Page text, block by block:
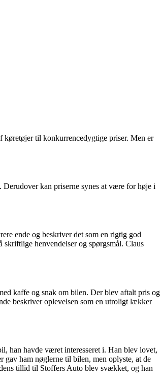
køretøjer til konkurrencedygtige priser. Men er
kan priserne synes at være for høje i
ende og beskriver det som en rigtig god
henvendelser og spørgsmål. Claus
kaffe og snak om bilen. Der blev aftalt pris og
beskriver oplevelsen som en utroligt lækker
han havde været interesseret i. Han blev lovet,
gav ham nøglerne til bilen, men oplyste, at de
tillid til Stoffers Auto blev svækket, og han